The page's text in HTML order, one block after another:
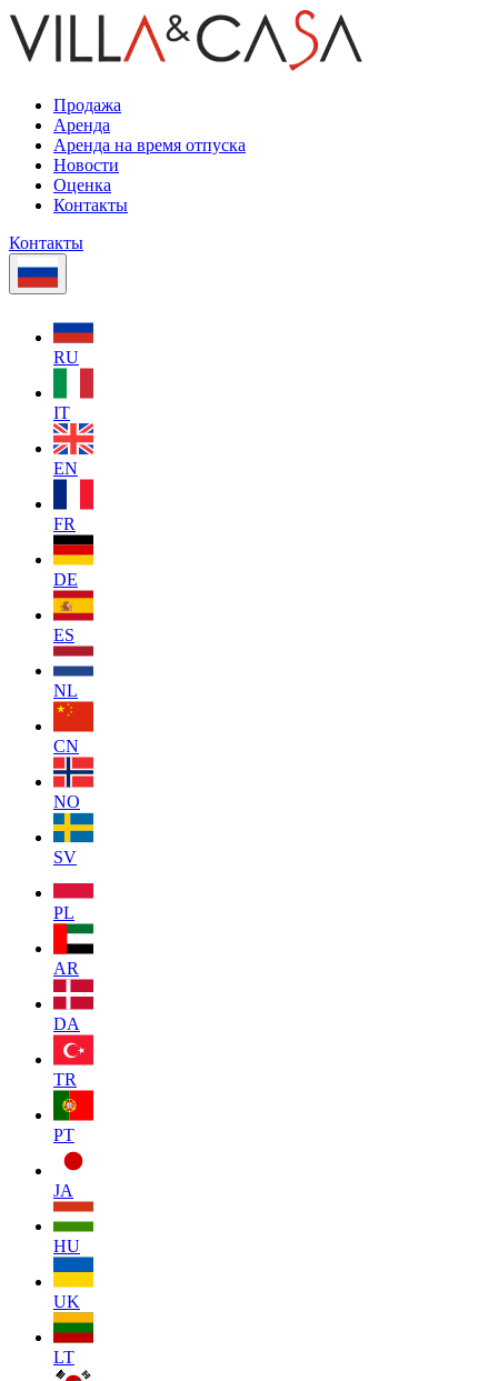
Продажа
Аренда
Аренда на время отпуска
Новости
Оценка
Контакты
Контакты
RU
IT
EN
FR
DE
ES
NL
CN
NO
SV
PL
AR
DA
TR
PT
JA
HU
UK
LT